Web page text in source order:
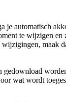
je automatisch
te wijzigen en
maak
gedownload
wat wordt